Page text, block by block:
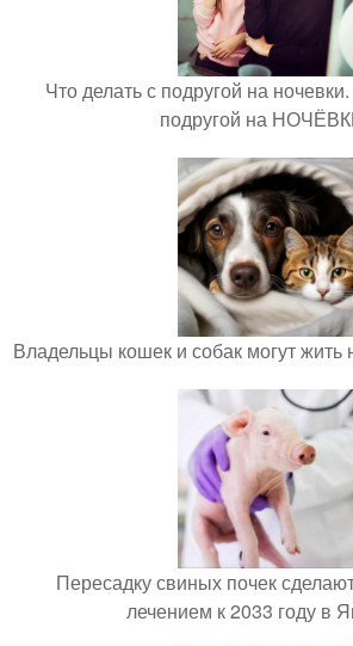
Что делать с подругой на
подругой на
Владельцы кошек и собак могут жить
Пересадку свиных почек
лечением к 2033 году в